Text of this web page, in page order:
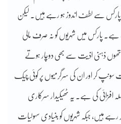
پارکس سے لطف اندوز ہو رہے ہیں۔ لیکن
پارکس میں شہریوں کو نہ صرف مالی
ہاتھوں ذہنی اذیت سے بھی دوچار ہوتے
سونپ کر اور ان کی سرگرمیوں پر کوئی چیک
افزائی کی ہے۔ یہ ٹھیکیدار سرکاری
ہیں، جبکہ شہریوں کو بنیادی سہولیات